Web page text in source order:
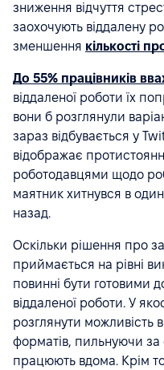
зниження відчуття
заохочують віддалену
зменшення кількості
До 55% працівників
віддаленої роботи їх
вони б розглянули
зараз відбувається у
відображає
роботодавцями щодо
маятник хитнувся в
назад.
Оскільки рішення про
приймається на рівні
повинні бути готовими
віддаленої роботи. У
розглянути можливість
форматів, пильнуючи за
працюють вдома. Крім